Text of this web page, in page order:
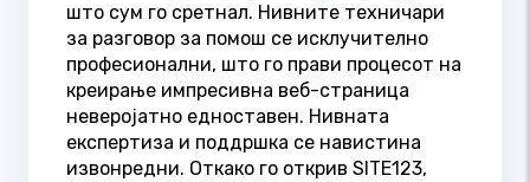
што сум го сретнал. Нивните техничари
за разговор за помош се исклучително
професионални, што го прави процесот на
креирање импресивна веб-страница
неверојатно едноставен. Нивната
експертиза и поддршка се навистина
извонредни. Откако го открив SITE123,